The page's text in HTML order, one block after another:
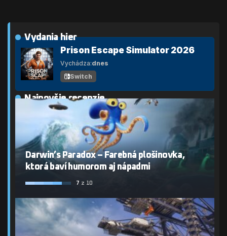
Vydania hier
Prison Escape Simulator 2026
Vychádza:dnes
Switch
Najnovšie recenzie
Darwin’s Paradox – Farebná plošinovka,
ktorá baví humorom aj nápadmi
7 z 10